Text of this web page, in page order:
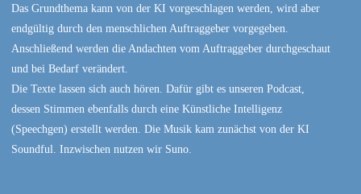
Das Grundthema kann von der KI vorgeschlagen werden, wird aber
endgültig durch den menschlichen Auftraggeber vorgegeben.
Anschließend werden die Andachten vom Auftraggeber durchgeschaut
und bei Bedarf verändert.
Die Texte lassen sich auch hören. Dafür gibt es unseren Podcast,
dessen Stimmen ebenfalls durch eine Künstliche Intelligenz
(Speechgen) erstellt werden. Die Musik kam zunächst von der KI
Soundful. Inzwischen nutzen wir Suno.